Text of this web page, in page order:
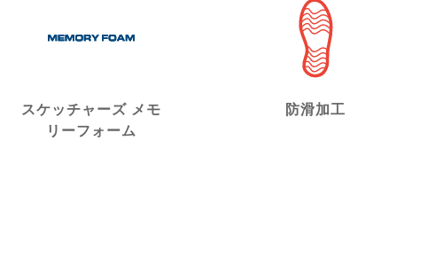
スケッチャーズ メモ
リーフォーム
防滑加工